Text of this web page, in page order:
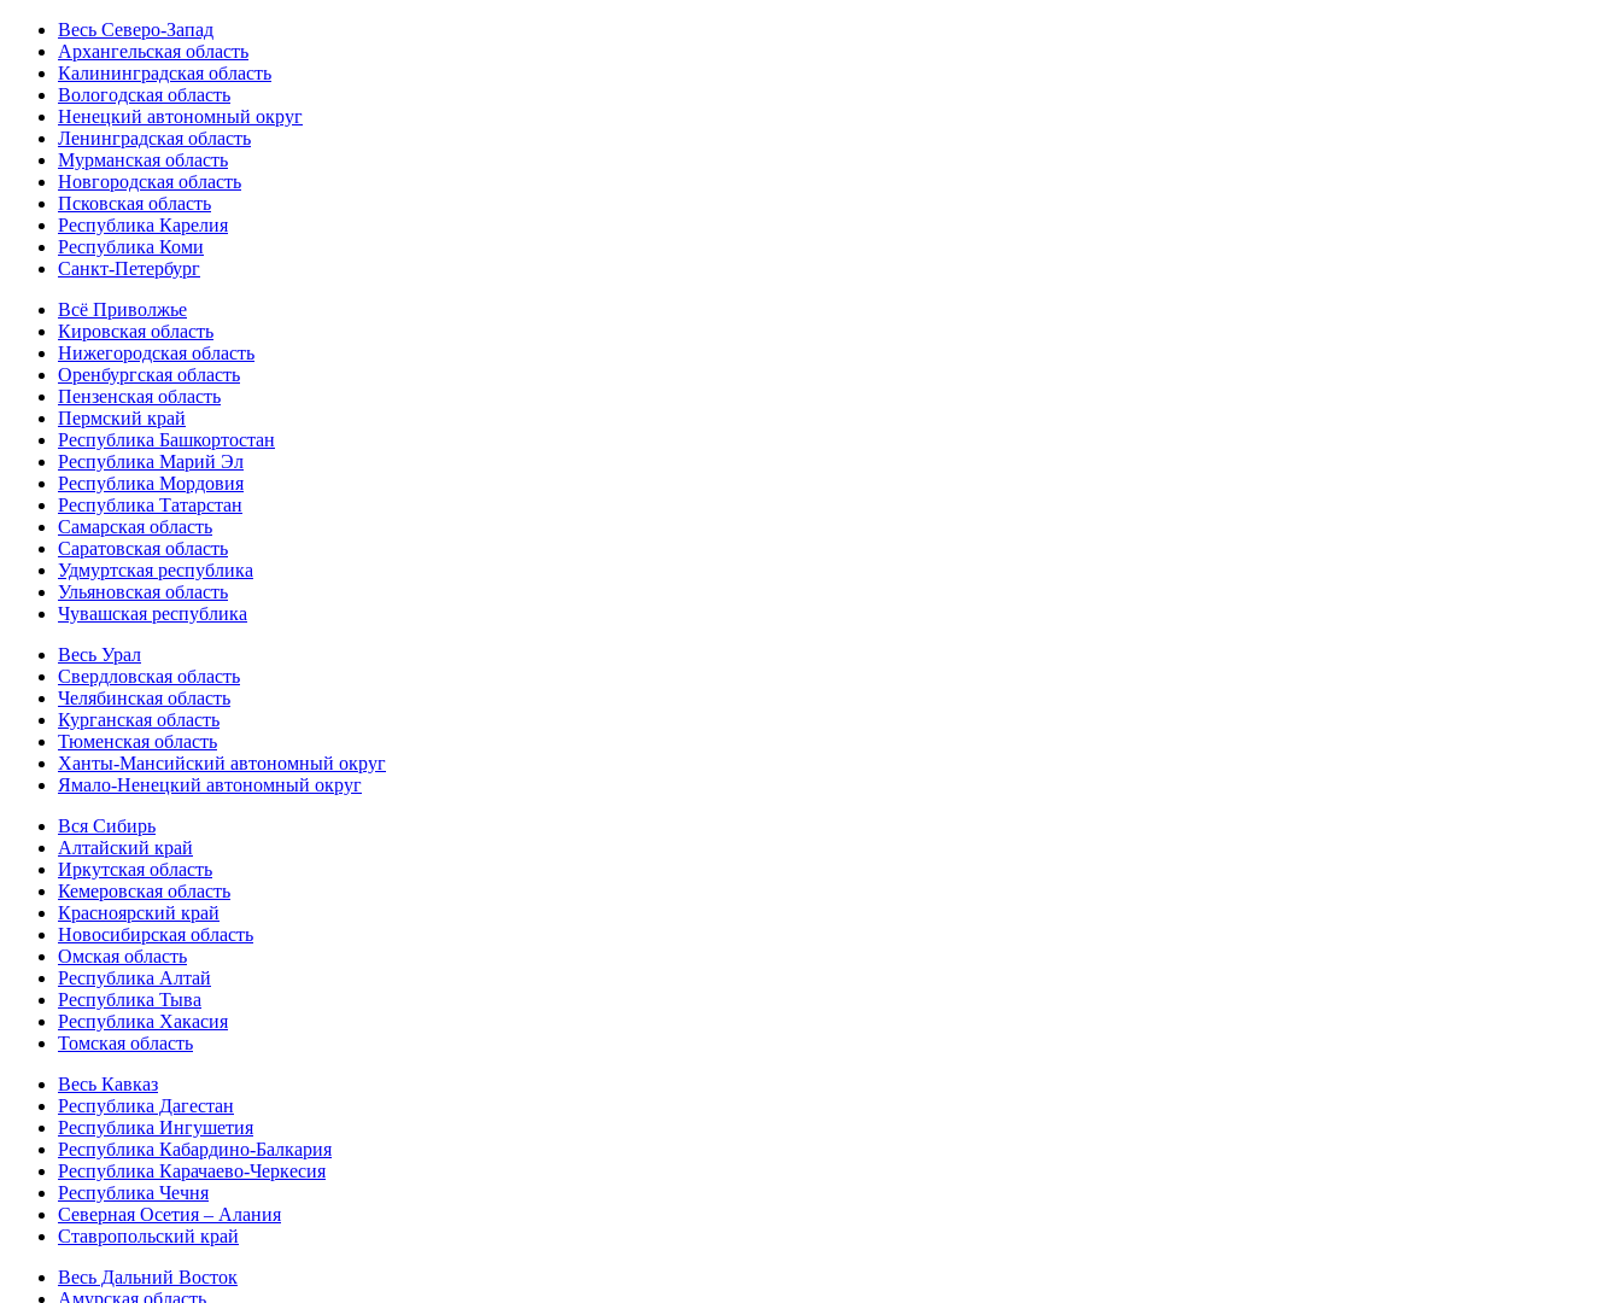
Весь Северо-Запад
Архангельская область
Калининградская область
Вологодская область
Ненецкий автономный округ
Ленинградская область
Мурманская область
Новгородская область
Псковская область
Республика Карелия
Республика Коми
Санкт-Петербург
Всё Приволжье
Кировская область
Нижегородская область
Оренбургская область
Пензенская область
Пермский край
Республика Башкортостан
Республика Марий Эл
Республика Мордовия
Республика Татарстан
Самарская область
Саратовская область
Удмуртская республика
Ульяновская область
Чувашская республика
Весь Урал
Свердловская область
Челябинская область
Курганская область
Тюменская область
Ханты-Мансийский автономный округ
Ямало-Ненецкий автономный округ
Вся Сибирь
Алтайский край
Иркутская область
Кемеровская область
Красноярский край
Новосибирская область
Омская область
Республика Алтай
Республика Тыва
Республика Хакасия
Томская область
Весь Кавказ
Республика Дагестан
Республика Ингушетия
Республика Кабардино-Балкария
Республика Карачаево-Черкесия
Республика Чечня
Северная Осетия – Алания
Ставропольский край
Весь Дальний Восток
Амурская область